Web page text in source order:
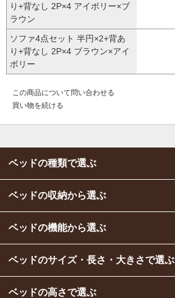
り+背なし 2P×4 アイボリー×ブ
ラウン
ソファ4点セット 半円×2+背あ
り+背なし 2P×4 ブラウン×アイ
ボリー
この商品について問い合わせる
買い物を続ける
ベッドの種類で選ぶ
ベッドの収納から選ぶ
ベッドの機能から選ぶ
ベッドのサイズ・長さ・大きさで選ぶ
ベッドの高さで選ぶ